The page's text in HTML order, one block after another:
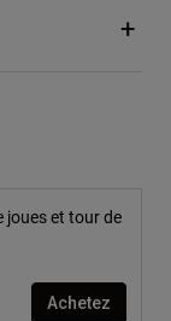
joues et tour de
Achetez